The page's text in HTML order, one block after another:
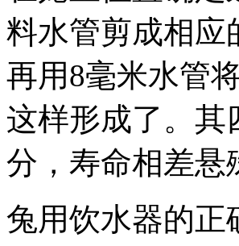
料水管剪成相应
再用8毫米水管
这样形成了。其
分，寿命相差悬
兔用饮水器的正